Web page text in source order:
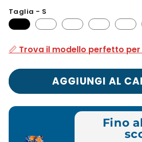
Taglia - S
📏 Trova il modello perfetto
AGGIUNGI AL
Fino